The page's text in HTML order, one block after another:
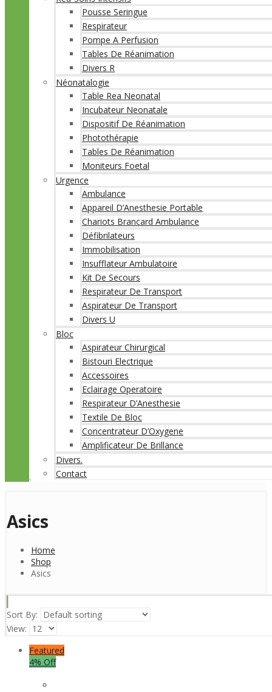
Pousse Seringue
Respirateur
Pompe A Perfusion
Tables De Réanimation
Divers R
Néonatalogie
Table Rea Neonatal
Incubateur Neonatale
Dispositif De Réanimation
Photothérapie
Tables De Réanimation
Moniteurs Foetal
Urgence
Ambulance
Appareil D’Anesthesie Portable
Chariots Brancard Ambulance
Défibrilateurs
Immobilisation
Insufflateur Ambulatoire
Kit De Secours
Respirateur De Transport
Aspirateur De Transport
Divers U
Bloc
Aspirateur Chirurgical
Bistouri Electrique
Accessoires
Eclairage Operatoire
Respirateur D’Anesthesie
Textile De Bloc
Concentrateur D’Oxygene
Amplificateur De Brillance
Divers.
Contact
Asics
Home
Shop
Asics
Sort By:
View:
Featured
4% Off